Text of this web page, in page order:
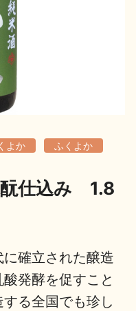
解体新書
よか ふくよか
仕込み 1.8
確立された醸造
発酵を促すこと
る全国でも珍し